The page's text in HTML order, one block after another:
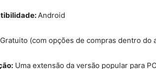
Android
Gratuito (com opções de compras dentro do
Uma extensão da versão popular para